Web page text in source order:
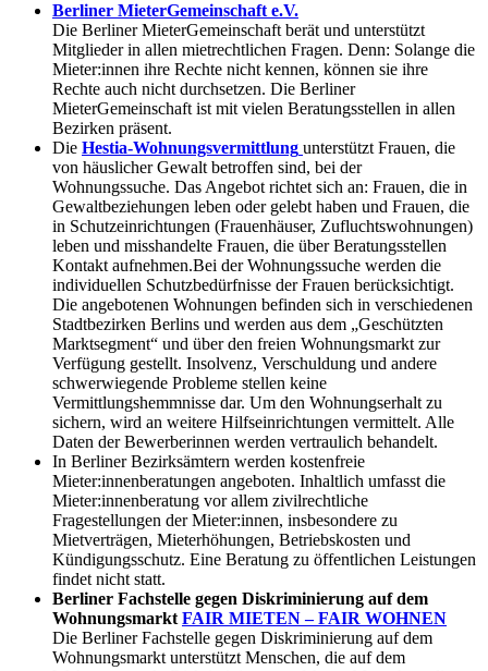
Berliner MieterGemeinschaft e.V.
Die Berliner MieterGemeinschaft berät und unterstützt
Mitglieder in allen mietrechtlichen Fragen. Denn: Solange die
Mieter:innen ihre Rechte nicht kennen, können sie ihre
Rechte auch nicht durchsetzen. Die Berliner
MieterGemeinschaft ist mit vielen Beratungsstellen in allen
Bezirken präsent.
Die Hestia-Wohnungsvermittlung unterstützt Frauen, die
von häuslicher Gewalt betroffen sind, bei der
Wohnungssuche. Das Angebot richtet sich an: Frauen, die in
Gewaltbeziehungen leben oder gelebt haben und Frauen, die
in Schutzeinrichtungen (Frauenhäuser, Zufluchtswohnungen)
leben und misshandelte Frauen, die über Beratungsstellen
Kontakt aufnehmen.Bei der Wohnungssuche werden die
individuellen Schutzbedürfnisse der Frauen berücksichtigt.
Die angebotenen Wohnungen befinden sich in verschiedenen
Stadtbezirken Berlins und werden aus dem „Geschützten
Marktsegment“ und über den freien Wohnungsmarkt zur
Verfügung gestellt. Insolvenz, Verschuldung und andere
schwerwiegende Probleme stellen keine
Vermittlungshemmnisse dar. Um den Wohnungserhalt zu
sichern, wird an weitere Hilfseinrichtungen vermittelt. Alle
Daten der Bewerberinnen werden vertraulich behandelt.
In Berliner Bezirksämtern werden kostenfreie
Mieter:innenberatungen angeboten. Inhaltlich umfasst die
Mieter:innenberatung vor allem zivilrechtliche
Fragestellungen der Mieter:innen, insbesondere zu
Mietverträgen, Mieterhöhungen, Betriebskosten und
Kündigungsschutz. Eine Beratung zu öffentlichen Leistungen
findet nicht statt.
Berliner Fachstelle gegen Diskriminierung auf dem
Wohnungsmarkt FAIR MIETEN – FAIR WOHNEN
Die Berliner Fachstelle gegen Diskriminierung auf dem
Wohnungsmarkt unterstützt Menschen, die auf dem